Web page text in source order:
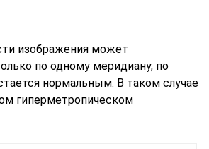
изображения может
по одному меридиану, по
нормальным. В таком случае
гиперметропическом